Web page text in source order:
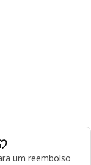
um reembolso